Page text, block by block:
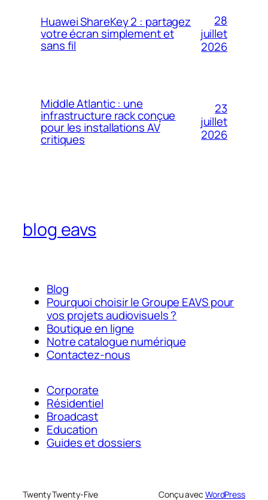
Huawei ShareKey 2 : partagez
votre écran simplement et
sans fil
28
juillet
2026
Middle Atlantic : une
infrastructure rack conçue
pour les installations AV
critiques
23
juillet
2026
blog eavs
Blog
Pourquoi choisir le Groupe EAVS pour
vos projets audiovisuels ?
Boutique en ligne
Notre catalogue numérique
Contactez-nous
Corporate
Résidentiel
Broadcast
Education
Guides et dossiers
Twenty Twenty-Five Conçu avec WordPress